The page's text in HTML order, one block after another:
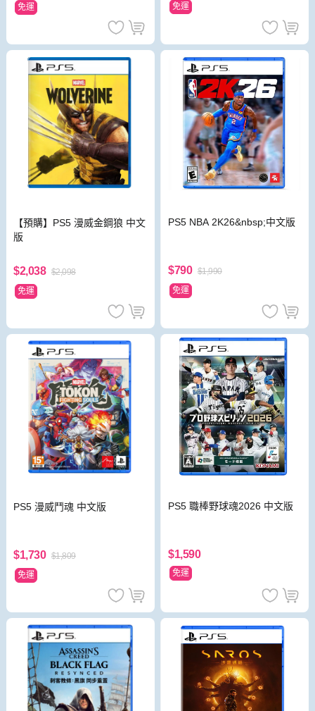
免運
免運
【預購】PS5 漫威金鋼狼 中文
版
$2,038 $2,098
免運
PS5 NBA 2K26&nbsp;中文版
$790 $1,990
免運
PS5 漫威鬥魂 中文版
$1,730 $1,809
免運
PS5 職棒野球魂2026 中文版
$1,590
免運